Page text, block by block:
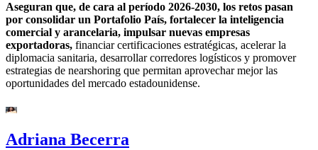
Aseguran que, de cara al período 2026-2030, los retos pasan
por consolidar un Portafolio País, fortalecer la inteligencia
comercial y arancelaria, impulsar nuevas empresas
exportadoras, financiar certificaciones estratégicas, acelerar la
diplomacia sanitaria, desarrollar corredores logísticos y promover
estrategias de nearshoring que permitan aprovechar mejor las
oportunidades del mercado estadounidense.
Adriana Becerra